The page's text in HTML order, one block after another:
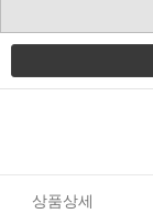
상품상세